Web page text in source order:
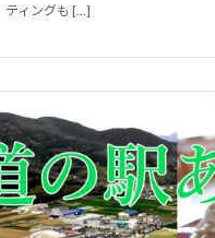
ティングも […]